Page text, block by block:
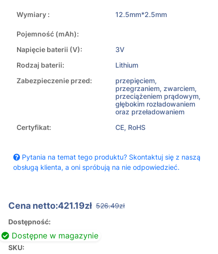
Wymiary : 12.5mm*2.5mm
Pojemność (mAh):
Napięcie baterii (V):
3V
Rodzaj baterii:
Lithium
Zabezpieczenie przed:
przepięciem,
przegrzaniem, zwarciem,
przeciążeniem prądowym,
głębokim rozładowaniem
oraz przeładowaniem
Certyfikat:
CE, RoHS
Pytania na temat tego produktu? Skontaktuj się z naszą
obsługą klienta, a oni spróbują na nie odpowiedzieć.
Cena netto:421.19zł 526.49zł
Dostępność:
Dostępne w magazynie
SKU: